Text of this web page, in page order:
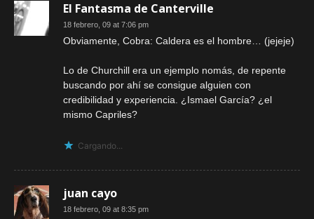
El Fantasma de Canterville
18 febrero, 09 at 7:06 pm
Obviamente, Cobra: Caldera es el hombre… (jejeje)
Lo de Churchill era un ejemplo nomás, de repente
buscando por ahí se consigue alguien con
credibilidad y experiencia. ¿Ismael García? ¿el
mismo Capriles?
Cargando...
juan cayo
18 febrero, 09 at 8:35 pm